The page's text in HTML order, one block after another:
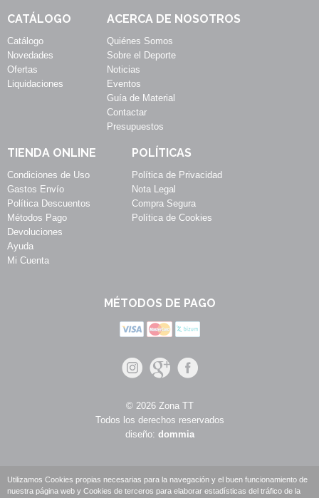
CATÁLOGO
Catálogo
Novedades
Ofertas
Liquidaciones
ACERCA DE NOSOTROS
Quiénes Somos
Sobre el Deporte
Noticias
Eventos
Guía de Material
Contactar
Presupuestos
TIENDA ONLINE
Condiciones de Uso
Gastos Envío
Política Descuentos
Métodos Pago
Devoluciones
Ayuda
Mi Cuenta
POLÍTICAS
Política de Privacidad
Nota Legal
Compra Segura
Política de Cookies
MÉTODOS DE PAGO
© 2026 Zona TT
Todos los derechos reservados
diseño: dommia
Utilizamos Cookies propias necesarias para la navegación y el buen funcionamiento de
nuestra página web y Cookies de terceros para elaborar estadísticas del tráfico de la